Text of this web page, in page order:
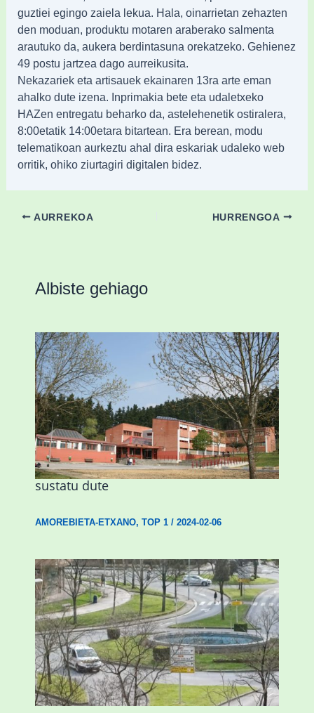
guztiei egingo zaiela lekua. Hala, oinarrietan zehazten
den moduan, produktu motaren araberako salmenta
arautuko da, aukera berdintasuna orekatzeko. Gehienez
49 postu jartzea dago aurreikusita.
Nekazariek eta artisauek ekainaren 13ra arte eman
ahalko dute izena. Inprimakia bete eta udaletxeko
HAZen entregatu beharko da, astelehenetik ostiralera,
8:00etatik 14:00etara bitartean. Era berean, modu
telematikoan aurkeztu ahal dira eskariak udaleko web
orritik, ohiko ziurtagiri digitalen bidez.
AURREKOA HURRENGOA
Albiste gehiago
Amorebietak eta Eusko Jaurlaritzak
Urritxen institutu berri bat eraikitzea
sustatu dute
AMOREBIETA-ETXANO, TOP 1/ 2024-02-06
Durangok hilabete honetan amaituko
ditu Euskadi iturria berritzeko lanak